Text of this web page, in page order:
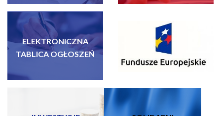
ELEKTRONICZNA
TABLICA OGŁOSZEŃ
FUNDUSZE EUROPEJSKIE